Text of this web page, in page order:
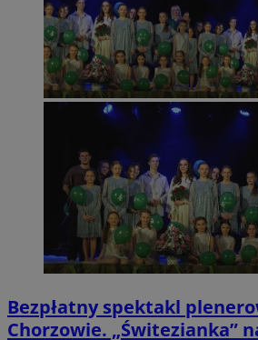
Bezpłatny spektakl
Chorzowie. „Świtezianka”